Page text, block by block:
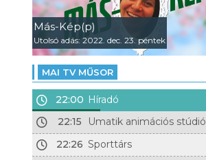
Más-Kép(p)
Utolsó adás: 2022. dec. 23. péntek
MAI TV MŰSOR
22:00 Híradó
22:15
Umatik animációs stúdió
22:26 Sporttárs